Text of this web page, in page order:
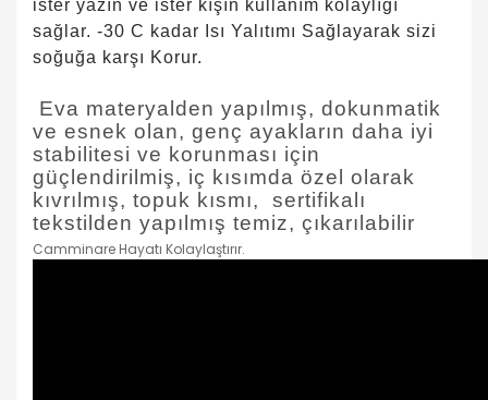
ister yazın ve ister kışın kullanım kolaylığı
sağlar. -30 C kadar Isı Yalıtımı Sağlayarak sizi
soğuğa karşı Korur.
Eva materyalden yapılmış, dokunmatik
ve esnek olan, genç ayakların daha iyi
stabilitesi ve korunması için
güçlendirilmiş, iç kısımda özel olarak
kıvrılmış, topuk kısmı, sertifikalı
tekstilden yapılmış temiz, çıkarılabilir
Camminare Hayatı Kolaylaştırır.